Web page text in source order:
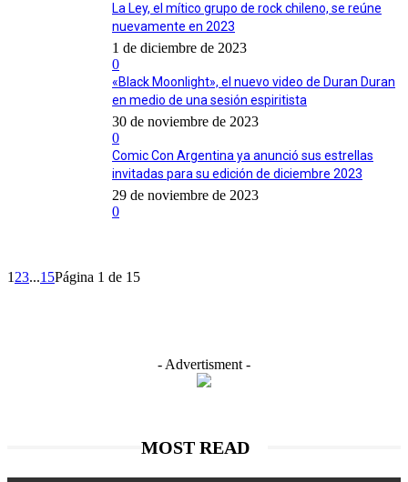
La Ley, el mítico grupo de rock chileno, se reúne
nuevamente en 2023
1 de diciembre de 2023
0
«Black Moonlight», el nuevo video de Duran Duran
en medio de una sesión espiritista
30 de noviembre de 2023
0
Comic Con Argentina ya anunció sus estrellas
invitadas para su edición de diciembre 2023
29 de noviembre de 2023
0
1 23...15Página 1 de 15
- Advertisment -
MOST READ